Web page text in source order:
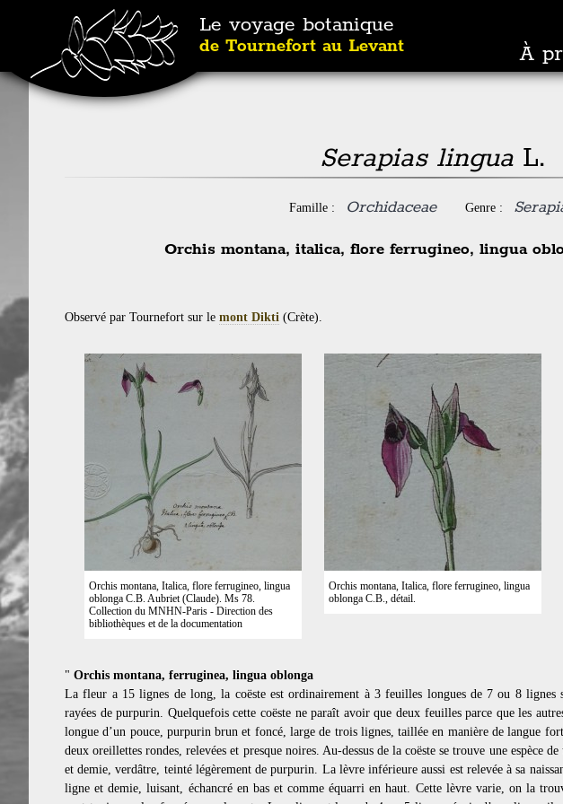
Le voyage botanique
de Tournefort au Levant À
Serapias lingua L.
Famille : Orchidaceae Genre :
Orchis montana, italica, flore ferrugineo, lingua
Observé par Tournefort sur le mont Dikti (Crète).
Orchis montana, Italica, flore ferrugineo, lingua
oblonga C.B. Aubriet (Claude). Ms 78.
Collection du MNHN-Paris - Direction des
bibliothèques et de la documentation
Orchis montana, Italica, flore ferrugineo, lingua
oblonga C.B., détail.
" Orchis montana, ferruginea, lingua oblonga
La fleur a 15 lignes de long, la coëste est ordinairement à 3 feuilles longues de 7 ou 8
rayées de purpurin. Quelquefois cette coëste ne paraît avoir que deux feuilles parce que les
longue d’un pouce, purpurin brun et foncé, large de trois lignes, taillée en manière de langue
deux oreillettes rondes, relevées et presque noires. Au-dessus de la coëste se trouve une espèce
et demie, verdâtre, teinté légèrement de purpurin. La lèvre inférieure aussi est relevée à sa
ligne et demie, luisant, échancré en bas et comme équarri en haut. Cette lèvre varie, on la